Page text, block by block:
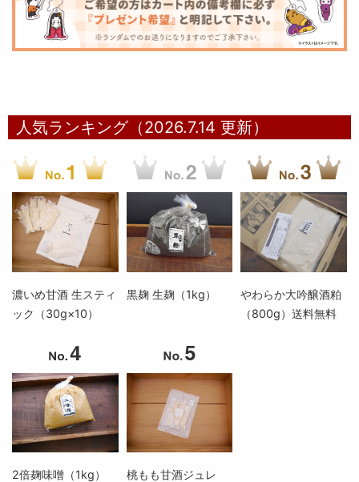
人気ランキング（2026.7.14 更新）
濃いめ甘酒 生スティ
ック（30g×10）
黒麹 生麹（1kg）
やわらか大吟醸酒粕
（800g）送料無料
2倍麹味噌（1kg）
桃もも甘酒ジュレ